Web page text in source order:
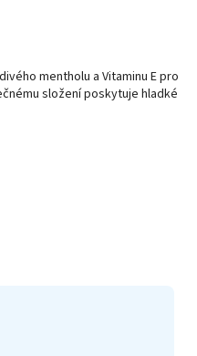
mentholu a Vitaminu E pro
složení poskytuje hladké